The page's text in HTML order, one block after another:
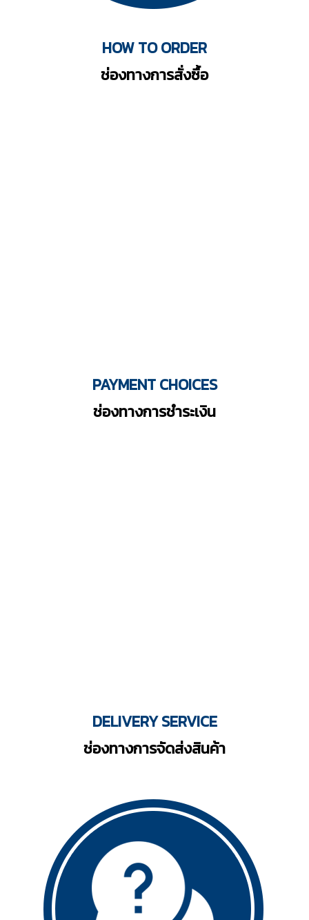
HOW TO ORDER
ช่องทางการสั่งซื้อ
PAYMENT CHOICES
ช่องทางการชำระเงิน
DELIVERY SERVICE
ช่องทางการจัดส่งสินค้า